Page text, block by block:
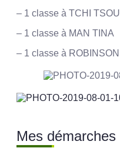
– 1 classe à TCHI TSOU
– 1 classe à MAN TINA
– 1 classe à ROBINSON
Mes démarches